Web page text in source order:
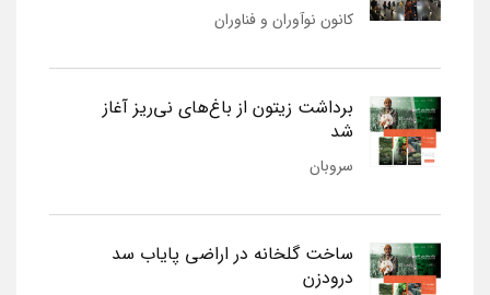
کانون نوآوران و فناوران
برداشت زیتون از باغ‌های نی‌ریز آغاز
شد
سروبان
ساخت گلخانه در اراضی پایاب سد
درودزن